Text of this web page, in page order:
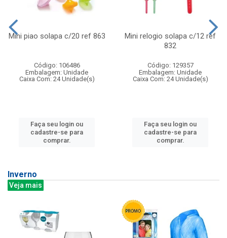
Mini piao solapa c/20 ref 863
Código: 106486
Embalagem: Unidade
Caixa Com: 24 Unidade(s)
Faça seu login ou
cadastre-se para
comprar.
Mini relogio solapa c/12 ref
832
Código: 129357
Embalagem: Unidade
Caixa Com: 24 Unidade(s)
Faça seu login ou
cadastre-se para
comprar.
Inverno
Veja mais